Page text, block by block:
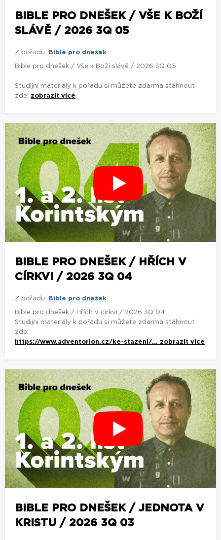
BIBLE PRO DNEŠEK / VŠE K BOŽÍ
SLÁVĚ / 2026 3Q 05
Z pořadu: Bible pro dnešek
Bible pro dnešek / Vše k Boží slávě / 2026 3Q 05
Studijní materiály k pořadu si můžete zdarma stáhnout
zde: zobrazit více
BIBLE PRO DNEŠEK / HŘÍCH V
CÍRKVI / 2026 3Q 04
Z pořadu: Bible pro dnešek
Bible pro dnešek / Hřích v církvi / 2026 3Q 04
Studijní materiály k pořadu si můžete zdarma stáhnout
zde:
https://www.adventorion.cz/ke-stazeni/... zobrazit více
BIBLE PRO DNEŠEK / JEDNOTA V
KRISTU / 2026 3Q 03